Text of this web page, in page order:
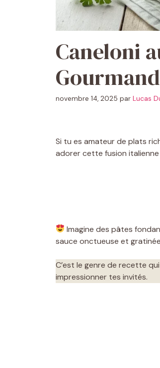
Caneloni
novembre 14, 2025 par Lucas
Si tu es amateur de plats
adorer cette fusion italienne
Imagine des pâtes
sauce onctueuse et
C’est le genre de recette
impressionner tes invités.